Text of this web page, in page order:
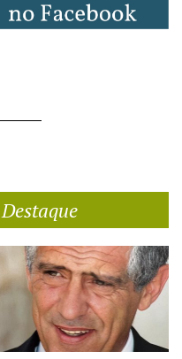
Destaque